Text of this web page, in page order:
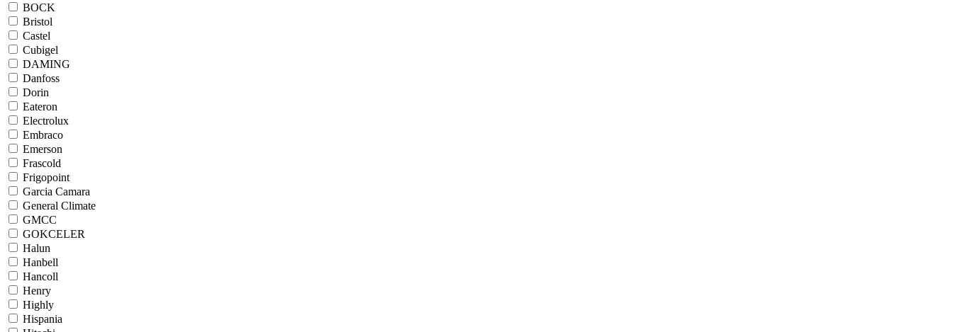
BOCK
Bristol
Castel
Cubigel
DAMING
Danfoss
Dorin
Eateron
Electrolux
Embraco
Emerson
Frascold
Frigopoint
Garcia Camara
General Climate
GMCC
GOKCELER
Halun
Hanbell
Hancoll
Henry
Highly
Hispania